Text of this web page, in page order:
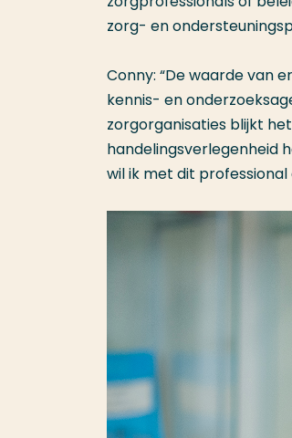
zorg- en
Conny: “De waarde van
kennis- en
zorgorganisaties blijkt
handelingsverlegenheid
wil ik met dit